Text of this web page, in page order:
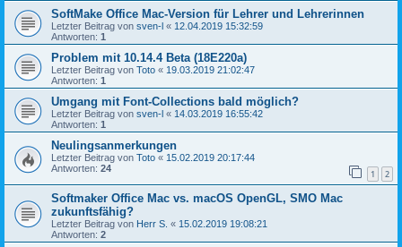
SoftMake Office Mac-Version für Lehrer und Lehrerinnen
Letzter Beitrag von sven-l « 12.04.2019 15:32:59
Antworten: 1
Problem mit 10.14.4 Beta (18E220a)
Letzter Beitrag von Toto « 19.03.2019 21:02:47
Antworten: 1
Umgang mit Font-Collections bald möglich?
Letzter Beitrag von sven-l « 14.03.2019 16:55:42
Antworten: 1
Neulingsanmerkungen
Letzter Beitrag von Toto « 15.02.2019 20:17:44
Antworten: 24 1 2
Softmaker Office Mac vs. macOS OpenGL, SMO Mac
zukunftsfähig?
Letzter Beitrag von Herr S. « 15.02.2019 19:08:21
Antworten: 2